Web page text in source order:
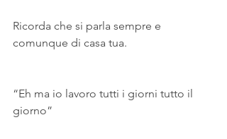
Ricorda che si parla sempre e
comunque di casa tua.
“Eh ma io lavoro tutti i giorni tutto il
giorno”